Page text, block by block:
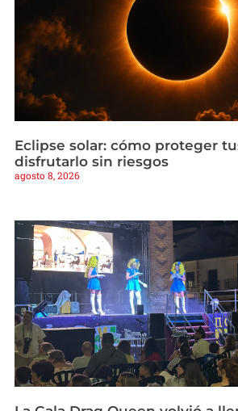
Eclipse solar: cómo proteger
disfrutarlo sin riesgos
agosto 8, 2026